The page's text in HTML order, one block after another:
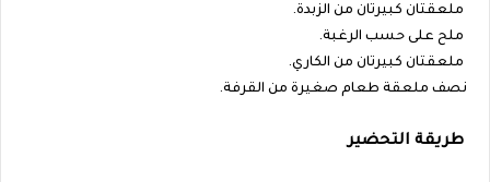
ملعقتان كبيرتان من الزبدة.
ملح على حسب الرغبة.
ملعقتان كبيرتان من الكاري.
نصف ملعقة طعام صغيرة من القرفة.
طريقة التحضير